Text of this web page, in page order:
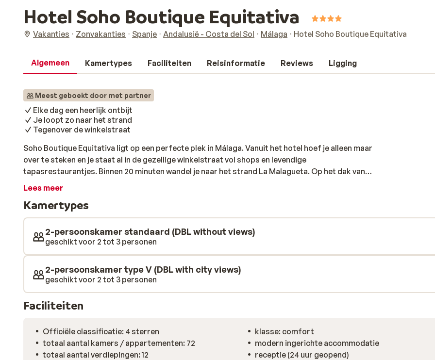
Hotel Soho Boutique Equitativa
Vakanties Zonvakanties Spanje Andalusië - Costa del Sol Málaga Hotel Soho Boutique Equitativa
Algemeen Kamertypes Faciliteiten Reisinformatie Reviews Ligging
Meest geboekt door met partner
Elke dag een heerlijk ontbijt
Je loopt zo naar het strand
Tegenover de winkelstraat
Soho Boutique Equitativa ligt op een perfecte plek in Málaga. Vanuit het hotel hoef je alleen maar
over te steken en je staat al in de gezellige winkelstraat vol shops en levendige
tapasrestaurantjes. Binnen 20 minuten wandel je naar het strand La Malagueta. Op het dak van
het hotel vind je een klein zwembadje om even in af te koelen en een trendy bar met uitzicht op de
badkamer en een minibar. Iedere morgen staat er in het sfeervolle restaurant een uitgebreid
ontbijtbuffet voor je klaar.
Lees meer
Kamertypes
2-persoonskamer standaard (DBL without views)
geschikt voor 2 tot 3 personen
2-persoonskamer type V (DBL with city views)
geschikt voor 2 tot 3 personen
Faciliteiten
Officiële classificatie: 4 sterren
totaal aantal kamers / appartementen: 72
totaal aantal verdiepingen: 12
klasse: comfort
modern ingerichte accommodatie
receptie (24 uur geopend)